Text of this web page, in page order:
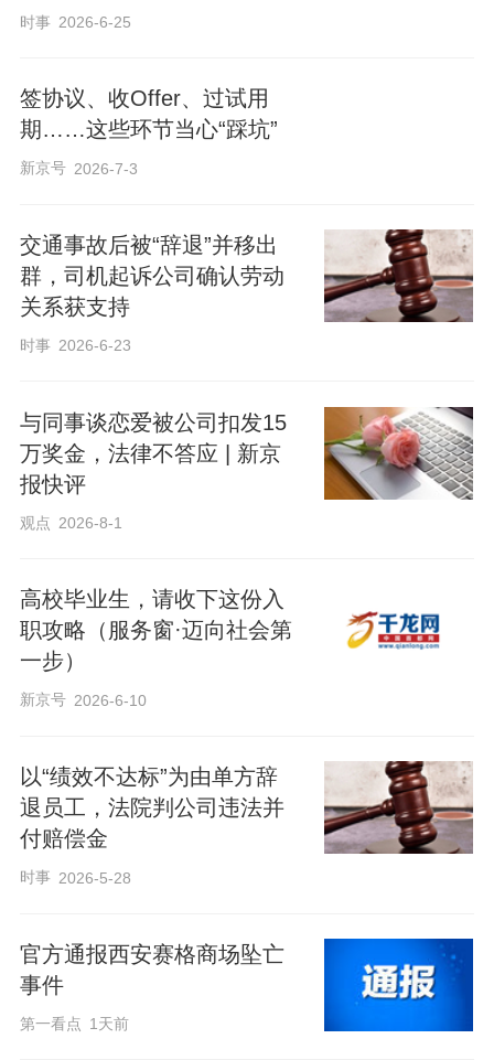
时事 2026-6-25
签协议、收Offer、过试用
期……这些环节当心“踩坑”
新京号 2026-7-3
交通事故后被“辞退”并移出
群，司机起诉公司确认劳动
关系获支持
时事 2026-6-23
与同事谈恋爱被公司扣发15
万奖金，法律不答应 | 新京
报快评
观点 2026-8-1
高校毕业生，请收下这份入
职攻略（服务窗·迈向社会第
一步）
新京号 2026-6-10
以“绩效不达标”为由单方辞
退员工，法院判公司违法并
付赔偿金
时事 2026-5-28
官方通报西安赛格商场坠亡
事件
第一看点 1天前